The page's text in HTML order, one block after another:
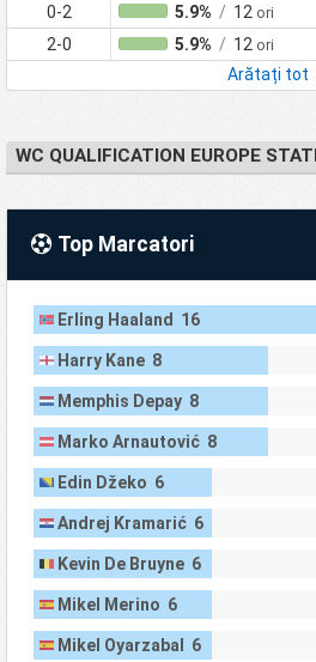
0-2 5.9% / 12 ori
2-0 5.9% / 12 ori
Arătați tot
WC QUALIFICATION EUROPE
Top Marcatori
Erling Haaland 16
Harry Kane 8
Memphis Depay 8
Marko Arnautović 8
Edin Džeko 6
Andrej Kramarić 6
Kevin De Bruyne 6
Mikel Merino 6
Mikel Oyarzabal 6